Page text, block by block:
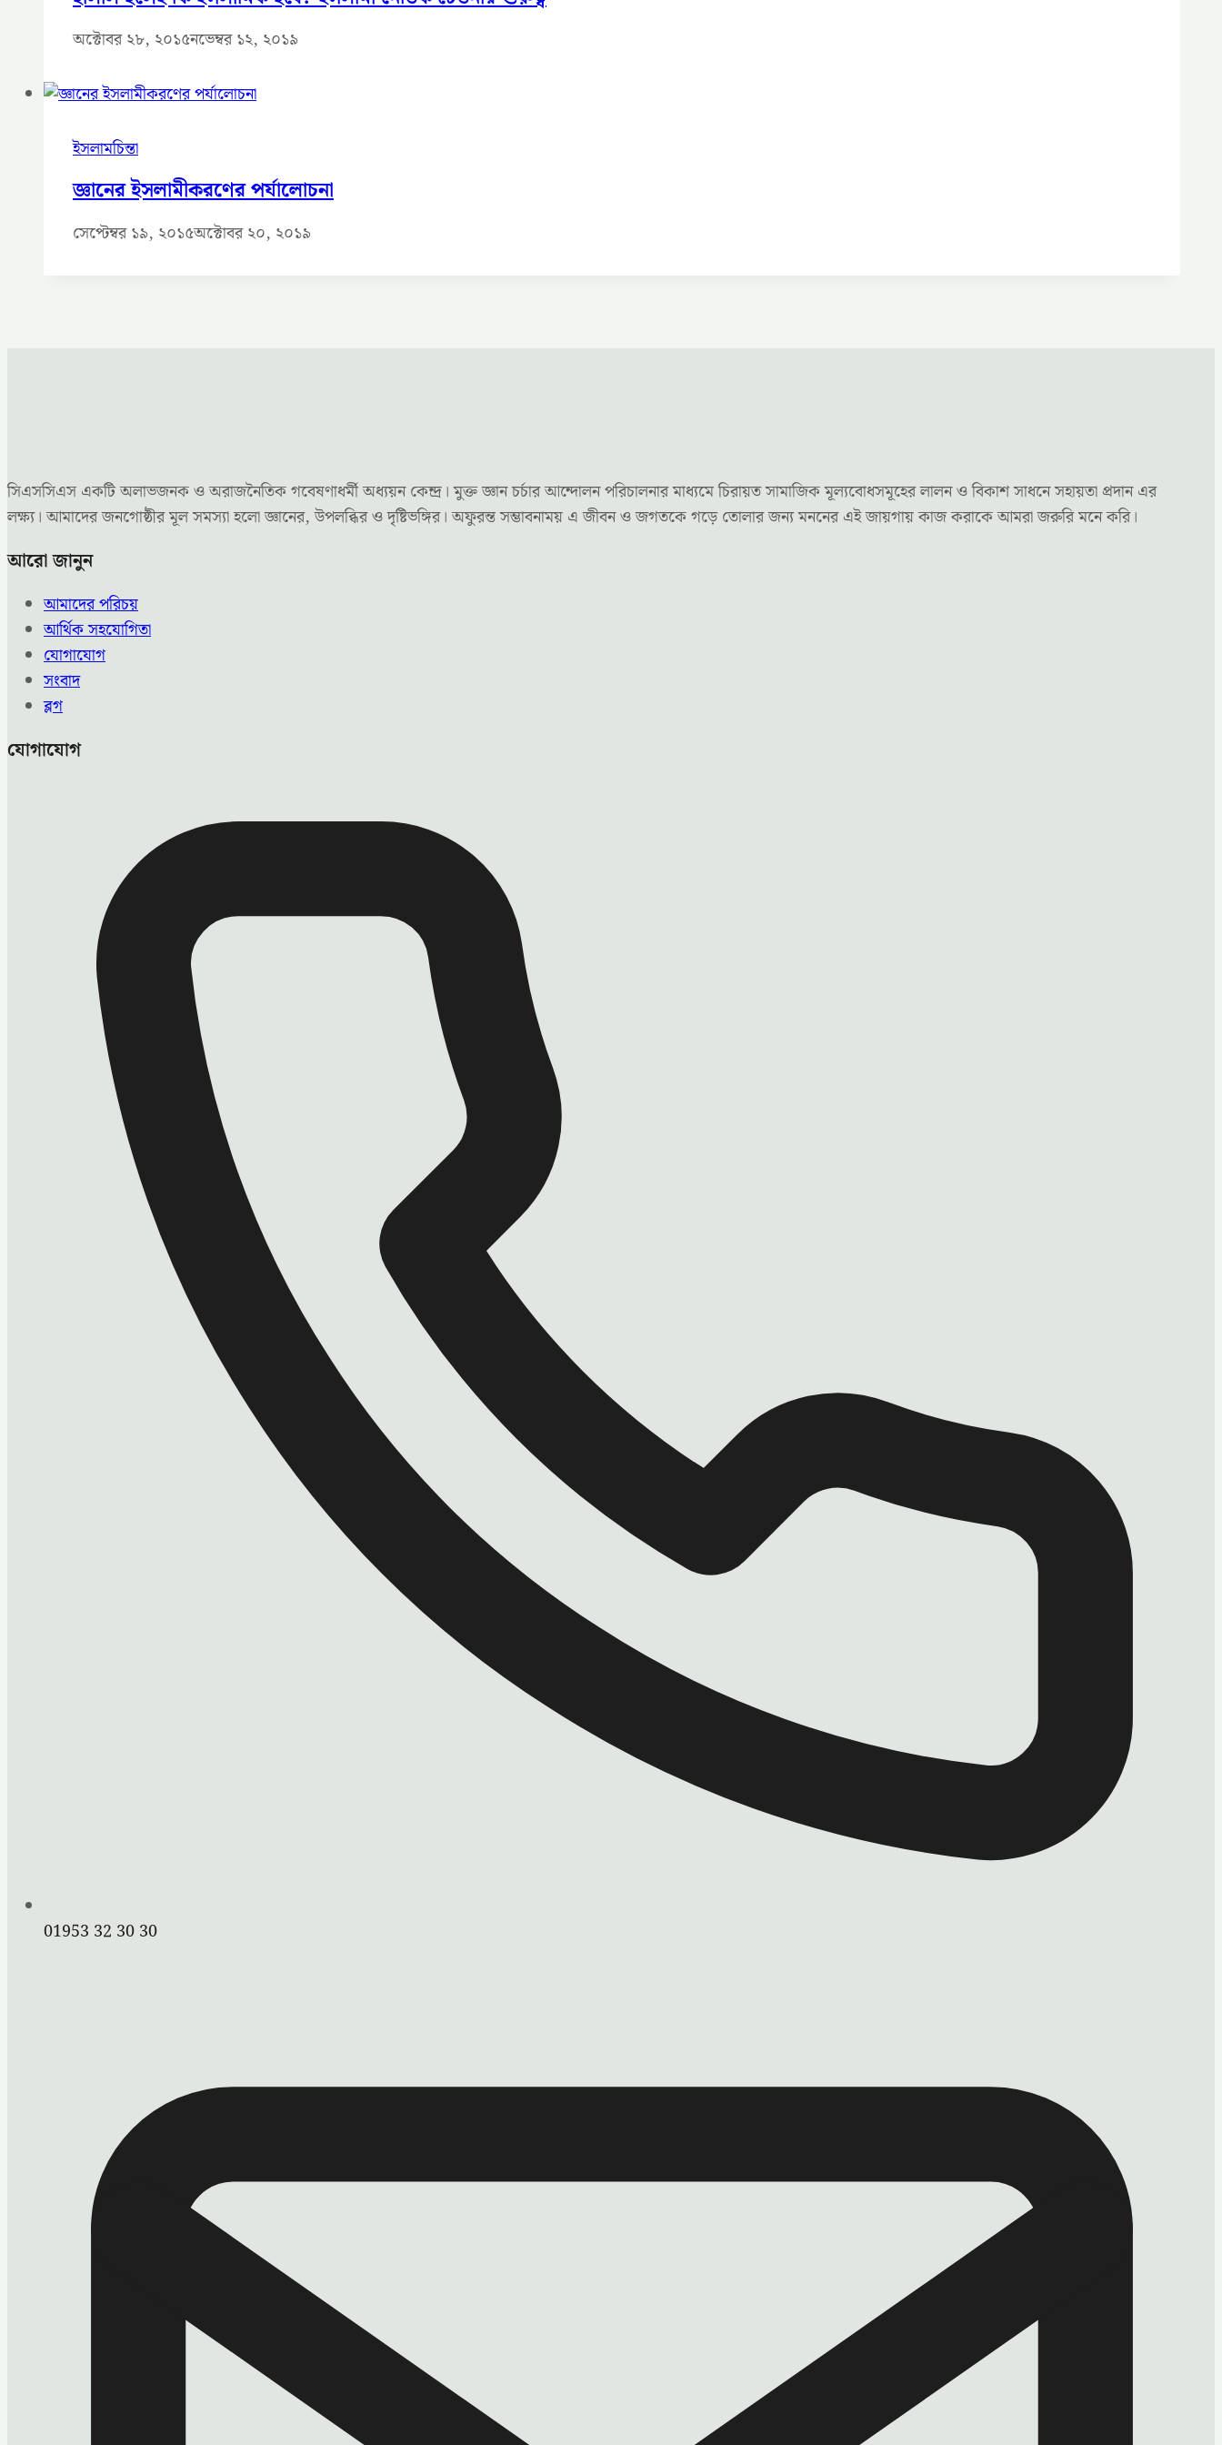
অক্টোবর ২৮, ২০১৫নভেম্বর ১২, ২০১৯
ইসলামচিন্তা
জ্ঞানের ইসলামীকরণের পর্যালোচনা
সেপ্টেম্বর ১৯, ২০১৫অক্টোবর ২০, ২০১৯
সিএসসিএস একটি অলাভজনক ও অরাজনৈতিক গবেষণাধর্মী অধ্যয়ন কেন্দ্র। মুক্ত জ্ঞান চর্চার আন্দোলন পরিচালনার মাধ্যমে চিরায়ত সামাজিক মূল্যবোধসমূহের লালন ও বিকাশ সাধনে সহায়তা প্রদান এর
লক্ষ্য। আমাদের জনগোষ্ঠীর মূল সমস্যা হলো জ্ঞানের, উপলব্ধির ও দৃষ্টিভঙ্গির। অফুরন্ত সম্ভাবনাময় এ জীবন ও জগতকে গড়ে তোলার জন্য মননের এই জায়গায় কাজ করাকে আমরা জরুরি মনে করি।
আরো জানুন
আমাদের পরিচয়
আর্থিক সহযোগিতা
যোগাযোগ
সংবাদ
ব্লগ
যোগাযোগ
01953 32 30 30